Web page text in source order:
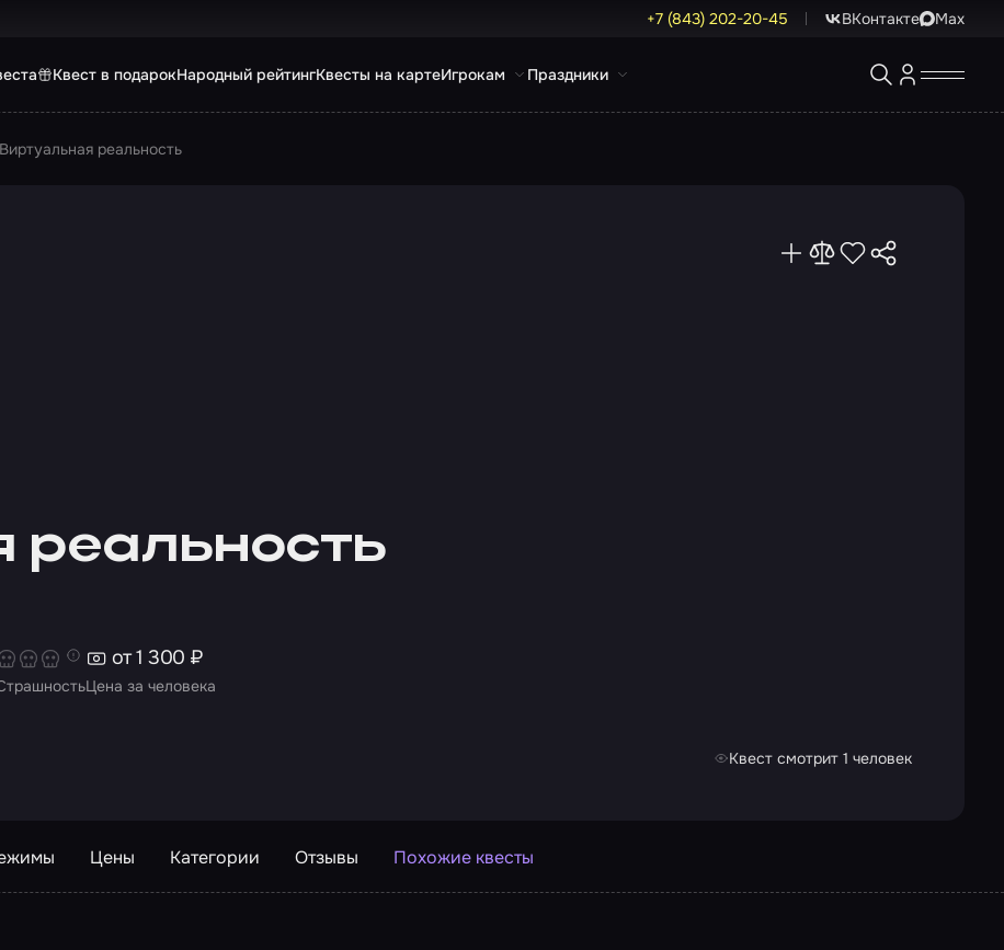
+7 (843) 202-20-45 ВКонтакте Max
Квест в подарокНародный рейтингКвесты на картеИгрокам Праздники
Виртуальная реальность
реальность
Цена за человека
от 1 300 ₽
Квест смотрит 1 человек
Цены Категории Отзывы Похожие квесты